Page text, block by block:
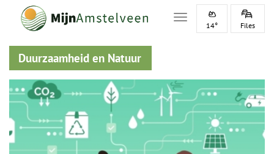
Toggle navigation
14° Files
Duurzaamheid en Natuur